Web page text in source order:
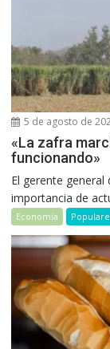
5 de agosto de
«La zafra
funcionando»
El gerente general
importancia de
Economía